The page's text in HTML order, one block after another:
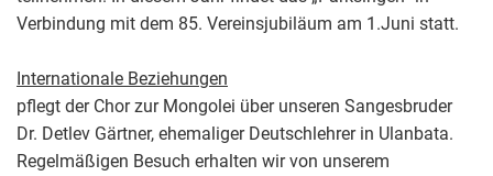
Verbindung mit dem 85. Vereinsjubiläum am 1.Juni statt.
Internationale Beziehungen
pflegt der Chor zur Mongolei über unseren Sangesbruder
Dr. Detlev Gärtner, ehemaliger Deutschlehrer in Ulanbata.
Regelmäßigen Besuch erhalten wir von unserem